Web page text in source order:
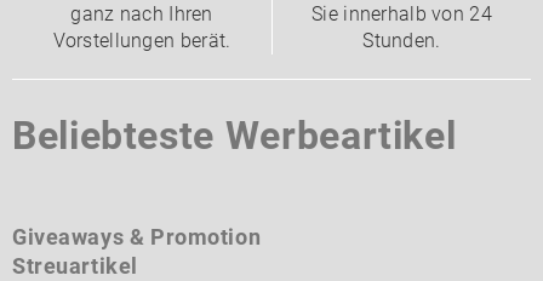
ganz nach Ihren
Vorstellungen berät.
Sie innerhalb von 24
Stunden.
Beliebteste Werbeartikel
Giveaways & Promotion
Streuartikel